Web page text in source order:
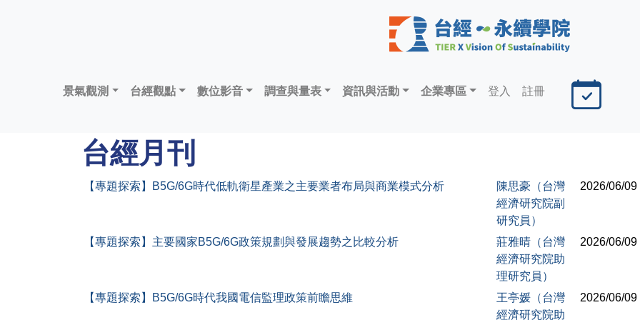
景氣觀測 台經觀點 數位影音 調查與量表 資訊與活動 企業專區 登入 註冊
台經月刊
【專題探索】B5G/6G時代低軌衛星產業之主要業者布局與商業模式分析
陳思豪（台灣
經濟研究院副
研究員）
2026/06/09
【專題探索】主要國家B5G/6G政策規劃與發展趨勢之比較分析
莊雅晴（台灣
經濟研究院助
理研究員）
2026/06/09
【專題探索】B5G/6G時代我國電信監理政策前瞻思維
王亭媛（台灣
經濟研究院助
2026/06/09